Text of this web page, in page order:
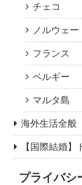
チェコ
ノルウェー
フランス
ベルギー
マルタ島
海外生活全般
【国際結婚
プライバシ